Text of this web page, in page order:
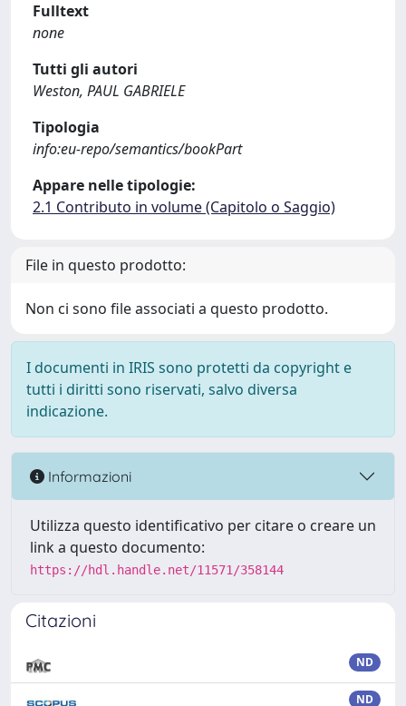
Fulltext
none
Tutti gli autori
Weston, PAUL GABRIELE
Tipologia
info:eu-repo/semantics/bookPart
Appare nelle tipologie:
2.1 Contributo in volume (Capitolo o Saggio)
File in questo prodotto:
Non ci sono file associati a questo prodotto.
I documenti in IRIS sono protetti da copyright e
tutti i diritti sono riservati, salvo diversa
indicazione.
Informazioni
Utilizza questo identificativo per citare o creare un
link a questo documento:
https://hdl.handle.net/11571/358144
Citazioni
ND
ND